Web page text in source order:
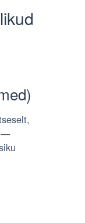
—